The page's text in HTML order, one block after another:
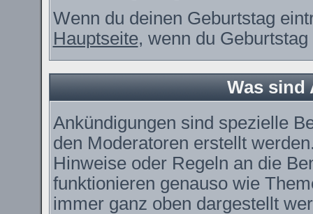
Wenn du deinen Geburtstag
Hauptseite, wenn du Geburtstag
Was sind
Ankündigungen sind spezielle
den Moderatoren erstellt
Hinweise oder Regeln an die
funktionieren genauso wie
immer ganz oben dargestellt